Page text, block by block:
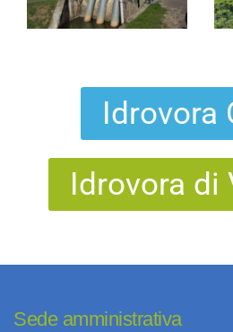
Idrovora
Idrovora di
Sede amministrativa